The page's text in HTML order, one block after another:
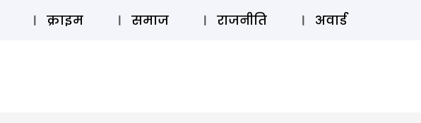
ऑडियो स्टोरी लॉग इन ⚲ SUBSCRIBE
क्राइम समाज राजनीति अवार्ड